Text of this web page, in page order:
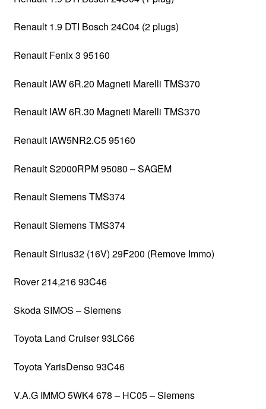
Renault 1.9 DTI Bosch 24C04 (2 plugs)
Renault Fenix 3 95160
Renault IAW 6R.20 Magneti Marelli TMS370
Renault IAW 6R.30 Magneti Marelli TMS370
Renault IAW5NR2.C5 95160
Renault S2000RPM 95080 – SAGEM
Renault Siemens TMS374
Renault Siemens TMS374
Renault Sirius32 (16V) 29F200 (Remove Immo)
Rover 214,216 93C46
Skoda SIMOS – Siemens
Toyota Land Cruiser 93LC66
Toyota YarisDenso 93C46
V.A.G IMMO 5WK4 678 – HC05 – Siemens